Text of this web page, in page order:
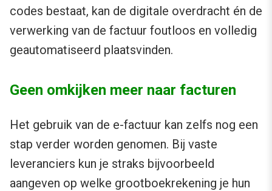
codes bestaat, kan de digitale overdracht én de
verwerking van de factuur foutloos en volledig
geautomatiseerd plaatsvinden.
Geen omkijken meer naar facturen
Het gebruik van de e-factuur kan zelfs nog een
stap verder worden genomen. Bij vaste
leveranciers kun je straks bijvoorbeeld
aangeven op welke grootboekrekening je hun